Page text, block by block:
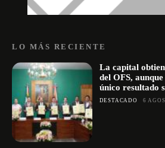
LO MÁS RECIENTE
La capital
del OFS,
único resultado
DESTACADO 6